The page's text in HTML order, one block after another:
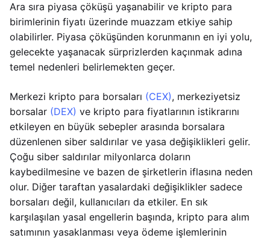
Ara sıra piyasa çöküşü yaşanabilir ve kripto para
birimlerinin fiyatı üzerinde muazzam etkiye sahip
olabilirler. Piyasa çöküşünden korunmanın en iyi yolu,
gelecekte yaşanacak sürprizlerden kaçınmak adına
temel nedenleri belirlemekten geçer.
Merkezi kripto para borsaları (CEX), merkeziyetsiz
borsalar (DEX) ve kripto para fiyatlarının istikrarını
etkileyen en büyük sebepler arasında borsalara
düzenlenen siber saldırılar ve yasa değişiklikleri gelir.
Çoğu siber saldırılar milyonlarca doların
kaybedilmesine ve bazen de şirketlerin iflasına neden
olur. Diğer taraftan yasalardaki değişiklikler sadece
borsaları değil, kullanıcıları da etkiler. En sık
karşılaşılan yasal engellerin başında, kripto para alım
satımının yasaklanması veya ödeme işlemlerinin